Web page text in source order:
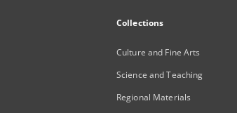
Collections
Culture and Fine Arts
Science and Teaching
Regional Materials